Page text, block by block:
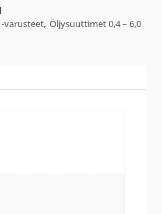
varusteet,Öljysuuttimet 0,4 – 6,0